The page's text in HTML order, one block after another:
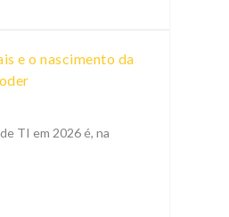
e o nascimento da
TI em 2026 é, na